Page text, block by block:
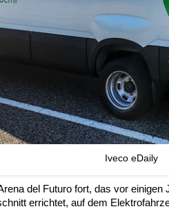
Iveco eDaily
del Futuro fort, das vor
errichtet, auf dem